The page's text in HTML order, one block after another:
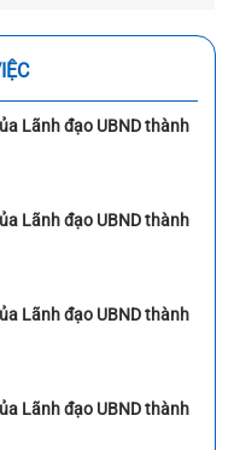
Lãnh đạo UBND thành
Lãnh đạo UBND thành
Lãnh đạo UBND thành
Lãnh đạo UBND thành